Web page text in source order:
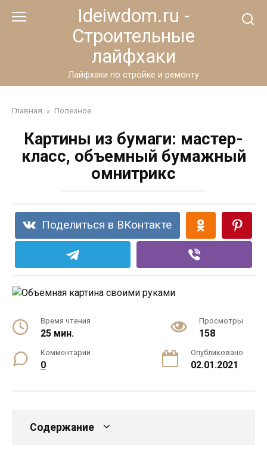
Ideiwdom.ru -
Строительные
лайфхаки
Лайфхаки по стройке и ремонту
Главная » Полезное
Картины из бумаги: мастер-
класс, объемный бумажный
омнитрикс
Поделиться в ВКонтакте
Время чтения
25 мин.
Просмотры
158
Комментарии
0
Опубликовано
02.01.2021
Содержание